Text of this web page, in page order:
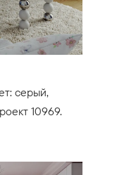
серый,
10969.